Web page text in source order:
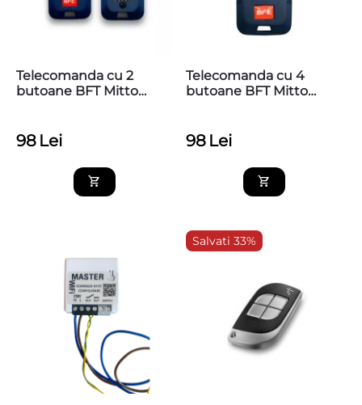
Telecomanda cu 2
butoane BFT Mitto
98 Lei
Telecomanda cu 4
butoane BFT Mitto
98 Lei
Salvati 33%